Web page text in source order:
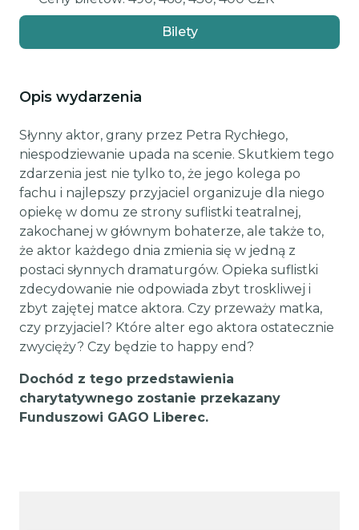
Bilety
Opis wydarzenia
Słynny aktor, grany przez Petra Rychłego,
niespodziewanie upada na scenie. Skutkiem tego
zdarzenia jest nie tylko to, że jego kolega po
fachu i najlepszy przyjaciel organizuje dla niego
opiekę w domu ze strony suflistki teatralnej,
zakochanej w głównym bohaterze, ale także to,
że aktor każdego dnia zmienia się w jedną z
postaci słynnych dramaturgów. Opieka suflistki
zdecydowanie nie odpowiada zbyt troskliwej i
zbyt zajętej matce aktora. Czy przeważy matka,
czy przyjaciel? Które alter ego aktora ostatecznie
zwycięży? Czy będzie to happy end?
Dochód z tego przedstawienia
charytatywnego zostanie przekazany
Funduszowi GAGO Liberec.